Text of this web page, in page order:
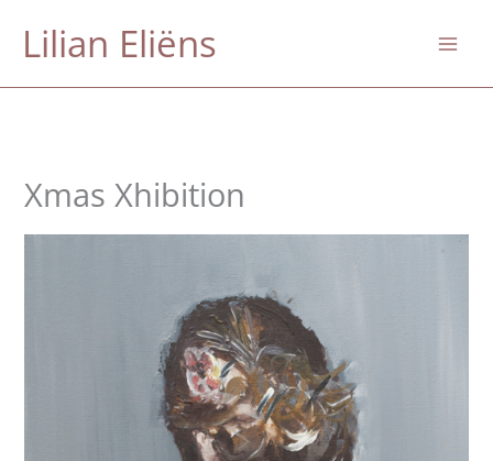
Lilian Eliëns
Xmas Xhibition